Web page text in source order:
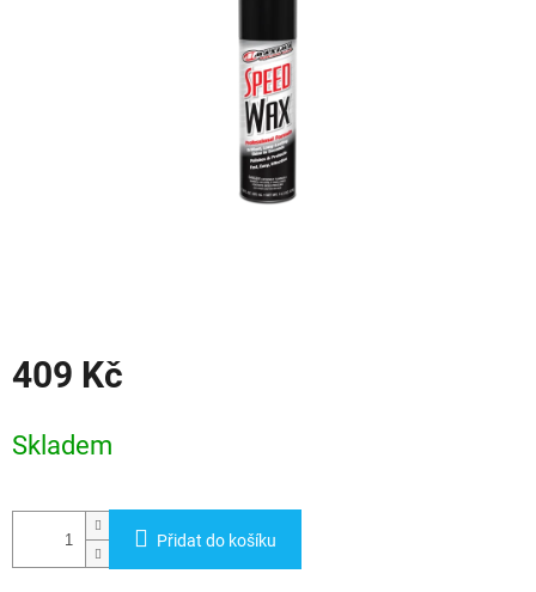
409 Kč
cena:
Skladem
Přidat do košíku